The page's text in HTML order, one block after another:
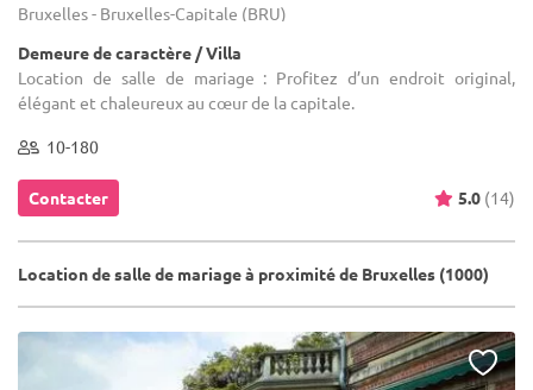
Bruxelles - Bruxelles-Capitale (BRU)
Demeure de caractère / Villa
Location de salle de mariage : Profitez d’un endroit original,
élégant et chaleureux au cœur de la capitale.
10-180
Contacter 5.0 (14)
Location de salle de mariage à proximité de Bruxelles (1000)